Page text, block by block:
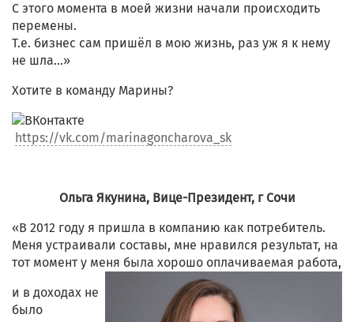
С этого момента в моей жизни начали происходить
перемены.
Т.е. бизнес сам пришёл в мою жизнь, раз уж я к нему
не шла…»
Хотите в команду Марины?
https://vk.com/marinagoncharova_sk
Ольга Якунина, Вице-Президент, г Сочи
«В 2012 году я пришла в компанию как потребитель.
Меня устраивали составы, мне нравился результат, на
тот момент у меня была хорошо оплачиваемая работа,
и в доходах не
было